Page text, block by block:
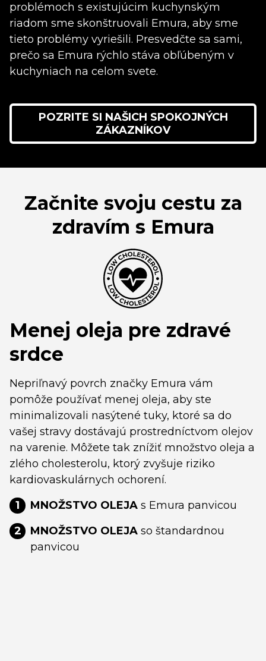
problémoch s existujúcim kuchynským
riadom sme skonštruovali Emura, aby sme
tieto problémy vyriešili. Presvedčte sa sami,
prečo sa Emura rýchlo stáva obľúbeným v
kuchyniach na celom svete.
POZRITE SI NAŠICH SPOKOJNÝCH
ZÁKAZNÍKOV
Začnite svoju cestu za
zdravím s Emura
Menej oleja pre zdravé
srdce
Nepriľnavý povrch značky Emura vám
pomôže používať menej oleja, aby ste
minimalizovali nasýtené tuky, ktoré sa do
vašej stravy dostávajú prostredníctvom olejov
na varenie. Môžete tak znížiť množstvo oleja a
zlého cholesterolu, ktorý zvyšuje riziko
kardiovaskulárnych ochorení.
1
MNOŽSTVO OLEJA s Emura panvicou
2
MNOŽSTVO OLEJA so štandardnou
panvicou